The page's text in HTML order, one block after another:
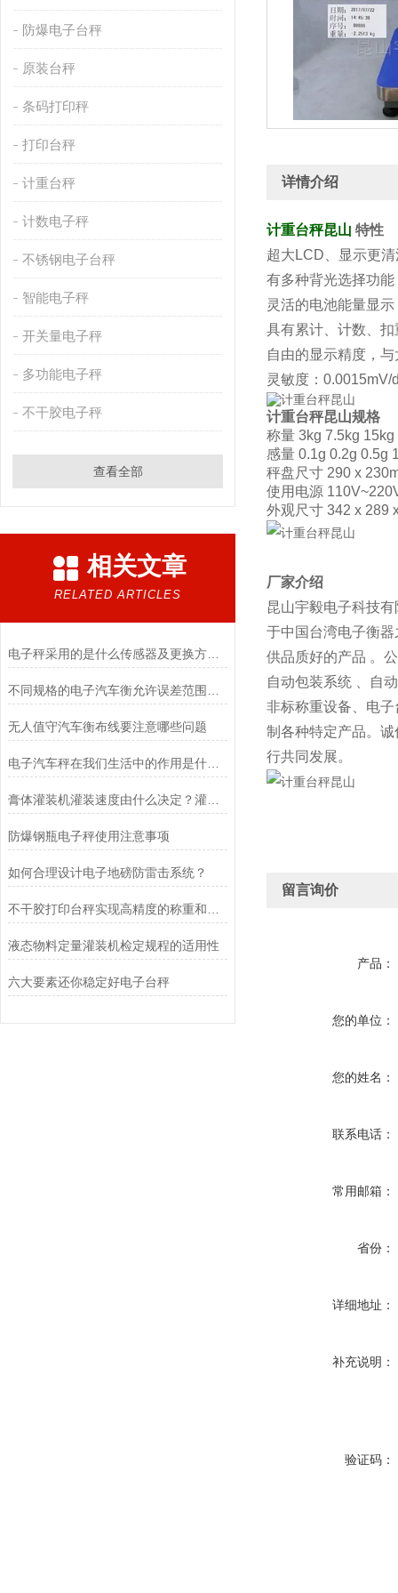
防爆电子台秤
原装台秤
条码打印秤
打印台秤
计重台秤
计数电子秤
不锈钢电子台秤
智能电子秤
开关量电子秤
多功能电子秤
不干胶电子秤
查看全部
相关文章
RELATED ARTICLES
电子秤采用的是什么传感器及更换方法？
无人值守汽车衡布线要注意哪些问题
电子汽车秤在我们生活中的作用是什么？
防爆钢瓶电子秤使用注意事项
如何合理设计电子地磅防雷击系统？
液态物料定量灌装机检定规程的适用性
六大要素还你稳定好电子台秤
详情介绍
计重台秤昆山 特性
超大LCD、显示更
有多种背光选择功
灵活的电池能量显
具有累计、计数、
自由的显示精度，
灵敏度：0.0015mV/
计重台秤昆山规格
称量 3kg 7.5kg 15kg
感量 0.1g 0.2g 0.5g
秤盘尺寸 290 x
使用电源
外观尺寸 342 x 289
厂家介绍
昆山宇毅电子科技
于中国台湾电子衡
供品质好的产品 。
自动包装系统 、自
非标称重设备、电
制各种特定产品。
行共同发展。
留言询价
产品：
您的单位：
您的姓名：
联系电话：
常用邮箱：
省份：
详细地址：
补充说明：
验证码：